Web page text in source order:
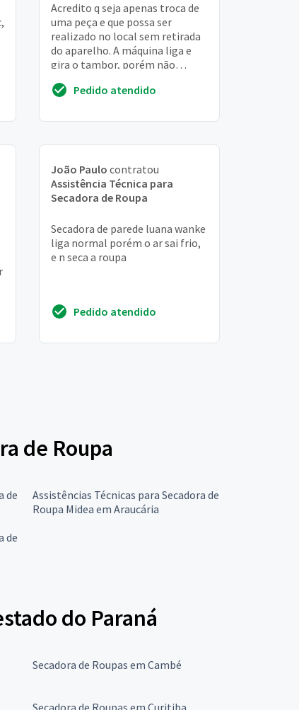
Acredito q seja apenas troca de
uma peça e que possa ser
realizado no local sem retirada
do aparelho. A máquina liga e
gira o tambor, porém não
Pedido atendido
João Paulo contratou
Assistência Técnica para
Secadora de Roupa
Secadora de parede luana wanke
liga normal porém o ar sai frio,
e n seca a roupa
Pedido atendido
de Roupa
de
Assistências Técnicas para Secadora de
Roupa Midea em Araucária
de
do Paraná
Secadora de Roupas em Cambé
Secadora de Roupas em Curitiba